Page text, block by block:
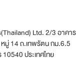
Ltd. 2/3 อาคาร
หมู่ 14 ถ.เทพรัตน กม.6.5
ประเทศไทย